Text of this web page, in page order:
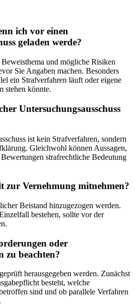
ich vor einen
geladen werde?
und mögliche Risiken
Sie Angaben machen. Besonders
ein Strafverfahren läuft oder eigene
stehen könnte.
Untersuchungsausschuss
ist kein Strafverfahren, sondern
Gleichwohl können Aussagen,
strafrechtliche Bedeutung
zur Vernehmung mitnehmen?
Beistand hinzugezogen werden.
bestehen, sollte vor der
oder
zu beachten?
herausgegeben werden. Zunächst
besteht, welche
sind und ob parallele Verfahren